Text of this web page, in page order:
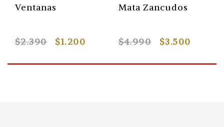
Ventanas
$2.390 $1.200
Mata Zancudos
$4.990 $3.500